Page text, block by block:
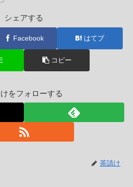
シェアする
Facebook はてブ
コピー
をフォローする
茶請け